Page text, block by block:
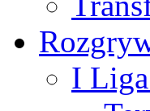
I